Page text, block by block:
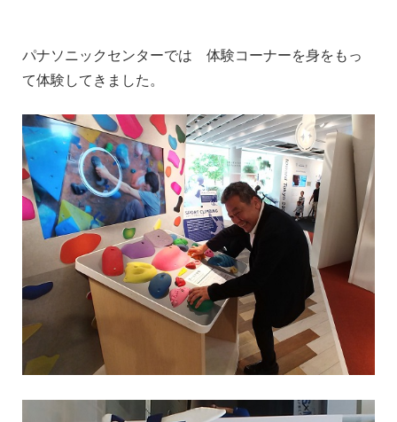
パナソニックセンターでは 体験コーナーを身をもっ
て体験してきました。